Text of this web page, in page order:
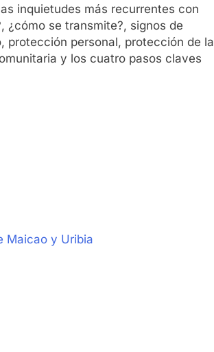
inquietudes más recurrentes con
¿cómo se transmite?, signos de
protección personal, protección de la
y los cuatro pasos claves
Maicao y Uribia